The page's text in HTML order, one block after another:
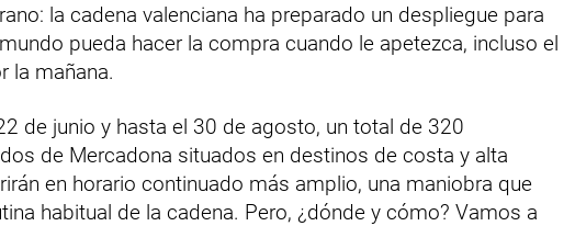
la cadena valenciana ha preparado un despliegue para
pueda hacer la compra cuando le apetezca, incluso el
la mañana.
de junio y hasta el 30 de agosto, un total de 320
de Mercadona situados en destinos de costa y alta
en horario continuado más amplio, una maniobra que
habitual de la cadena. Pero, ¿dónde y cómo? Vamos a